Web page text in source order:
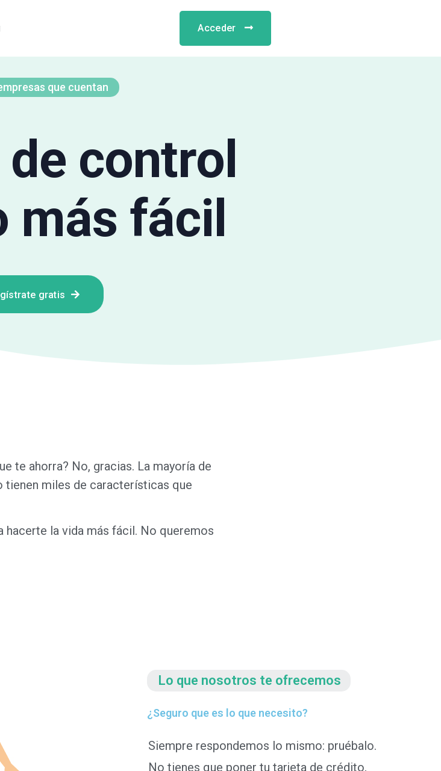
Acceder
que cuentan
de control
más fácil
gratis
te ahorra? No, gracias. La mayoría de
miles de características que
hacerte la vida más fácil. No queremos
Lo que nosotros te ofrecemos
¿Seguro que es lo que necesito?
Siempre respondemos lo mismo: pruébalo.
No tienes que poner tu tarjeta de crédito,